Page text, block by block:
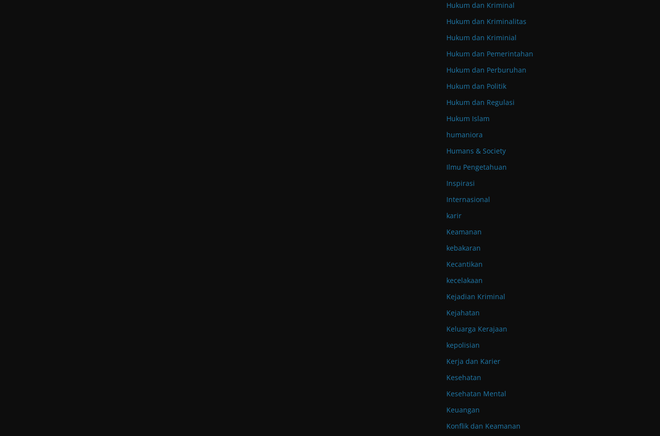
Hukum dan Kriminal
Hukum dan Kriminalitas
Hukum dan Kriminial
Hukum dan Pemerintahan
Hukum dan Perburuhan
Hukum dan Politik
Hukum dan Regulasi
Hukum Islam
humaniora
Humans & Society
Ilmu Pengetahuan
Inspirasi
Internasional
karir
Keamanan
kebakaran
Kecantikan
kecelakaan
Kejadian Kriminal
Kejahatan
Keluarga Kerajaan
kepolisian
Kerja dan Karier
Kesehatan
Kesehatan Mental
Keuangan
Konflik dan Keamanan